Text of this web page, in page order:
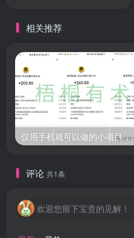
相关推荐
仅用手机就可
评论 共1条
欢迎您留下宝贵的见解！